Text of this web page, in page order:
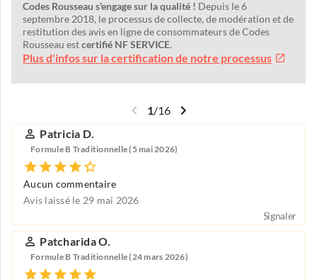
Codes Rousseau s'engage sur la qualité ! Depuis le 6
septembre 2018, le processus de collecte, de modération et de
restitution des avis en ligne de consommateurs de Codes
Rousseau estcertifié NF SERVICE.
Plus d'infos sur la certification de notre processus
1/16
Patricia D.
Formule B Traditionnelle (5 mai 2026)
Aucun commentaire
Avis laissé le 29 mai 2026
Signaler
Patcharida O.
Formule B Traditionnelle (24 mars 2026)